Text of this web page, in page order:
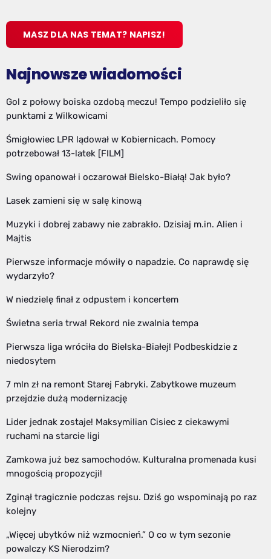
MASZ DLA NAS TEMAT? NAPISZ!
Najnowsze wiadomości
Gol z połowy boiska ozdobą meczu! Tempo podzieliło się
punktami z Wilkowicami
Śmigłowiec LPR lądował w Kobiernicach. Pomocy
potrzebował 13-latek [FILM]
Swing opanował i oczarował Bielsko-Białą! Jak było?
Lasek zamieni się w salę kinową
Muzyki i dobrej zabawy nie zabrakło. Dzisiaj m.in. Alien i
Majtis
Pierwsze informacje mówiły o napadzie. Co naprawdę się
wydarzyło?
W niedzielę finał z odpustem i koncertem
Świetna seria trwa! Rekord nie zwalnia tempa
Pierwsza liga wróciła do Bielska-Białej! Podbeskidzie z
niedosytem
7 mln zł na remont Starej Fabryki. Zabytkowe muzeum
przejdzie dużą modernizację
Lider jednak zostaje! Maksymilian Cisiec z ciekawymi
ruchami na starcie ligi
Zamkowa już bez samochodów. Kulturalna promenada kusi
mnogością propozycji!
Zginął tragicznie podczas rejsu. Dziś go wspominają po raz
kolejny
„Więcej ubytków niż wzmocnień.” O co w tym sezonie
powalczy KS Nierodzim?